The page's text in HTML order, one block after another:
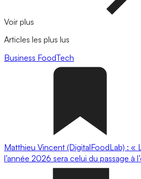
Voir plus
Articles les plus lus
Business FoodTech
Matthieu Vincent (DigitalFoodLab) : «
l’année 2026 sera celui du passage à